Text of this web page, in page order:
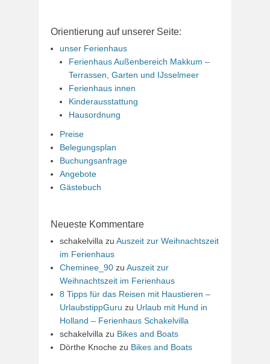
Orientierung auf unserer Seite:
unser Ferienhaus
Ferienhaus Außenbereich Makkum –
Terrassen, Garten und IJsselmeer
Ferienhaus innen
Kinderausstattung
Hausordnung
Preise
Belegungsplan
Buchungsanfrage
Angebote
Gästebuch
Neueste Kommentare
schakelvilla zu Auszeit zur Weihnachtszeit
im Ferienhaus
Cheminee_90 zu Auszeit zur
Weihnachtszeit im Ferienhaus
8 Tipps für das Reisen mit Haustieren –
UrlaubstippGuru zu Urlaub mit Hund in
Holland – Ferienhaus Schakelvilla
schakelvilla zu Bikes and Boats
Dörthe Knoche zu Bikes and Boats